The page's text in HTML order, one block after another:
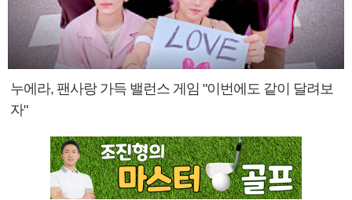
누에라, 팬사랑 가득 밸런스 게임 "이번에도 같이 달려보
자"